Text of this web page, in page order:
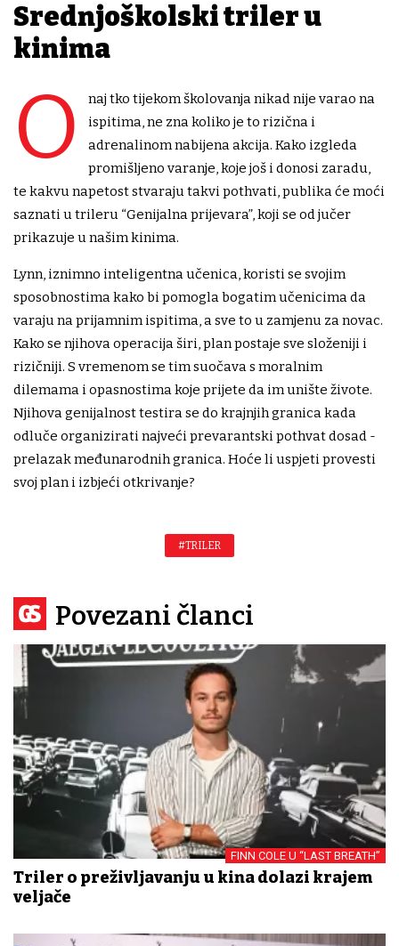
Srednjoškolski triler u
kinima
O
naj tko tijekom školovanja nikad nije varao na
ispitima, ne zna koliko je to rizična i
adrenalinom nabijena akcija. Kako izgleda
promišljeno varanje, koje još i donosi zaradu,
te kakvu napetost stvaraju takvi pothvati, publika će moći
saznati u trileru “Genijalna prijevara”, koji se od jučer
prikazuje u našim kinima.
Lynn, iznimno inteligentna učenica, koristi se svojim
sposobnostima kako bi pomogla bogatim učenicima da
varaju na prijamnim ispitima, a sve to u zamjenu za novac.
Kako se njihova operacija širi, plan postaje sve složeniji i
rizičniji. S vremenom se tim suočava s moralnim
dilemama i opasnostima koje prijete da im unište živote.
Njihova genijalnost testira se do krajnjih granica kada
odluče organizirati najveći prevarantski pothvat dosad -
prelazak međunarodnih granica. Hoće li uspjeti provesti
svoj plan i izbjeći otkrivanje?
#TRILER
Povezani članci
FINN COLE U “LAST BREATH”
Triler o preživljavanju u kina dolazi krajem
veljače